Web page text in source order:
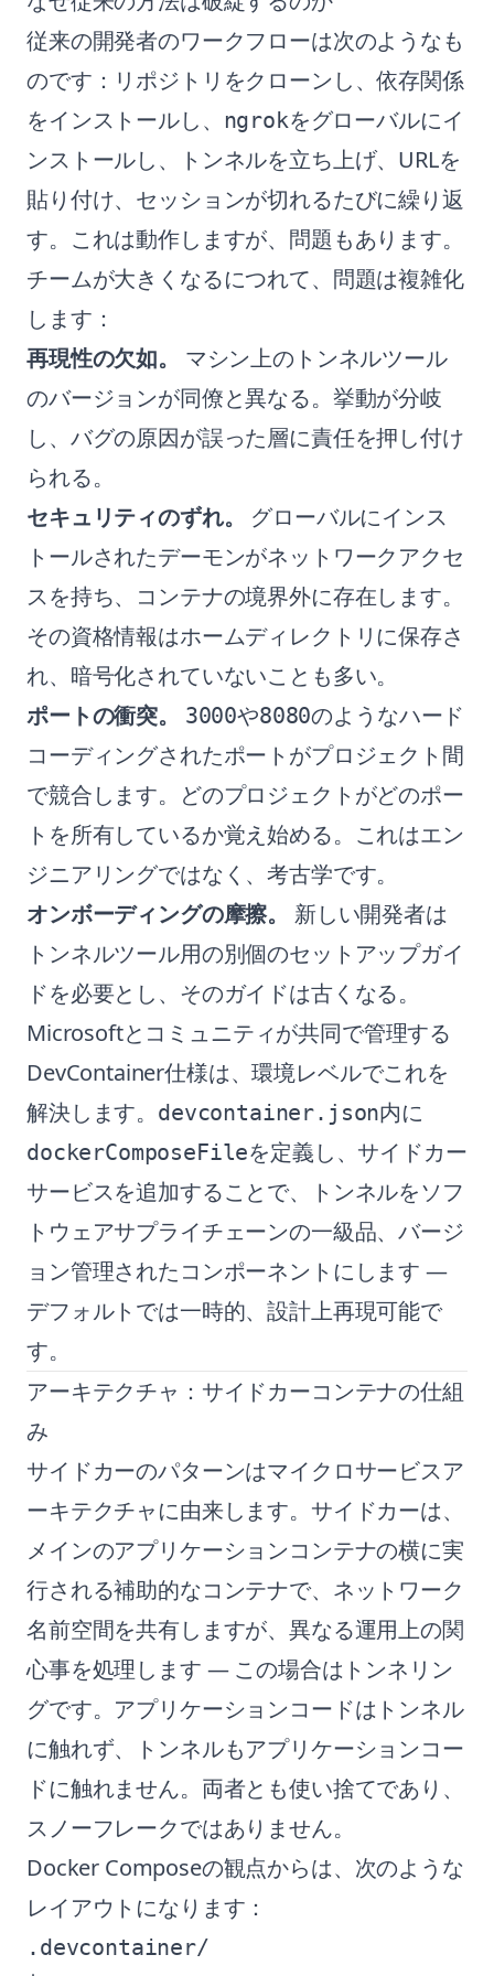
従来の開発者のワークフローは次のようなも
のです：リポジトリをクローンし、依存関係
をインストールし、
ngrokをグローバルにイ
ンストールし、トンネルを立ち上げ、URLを
貼り付け、セッションが切れるたびに繰り返
す。これは動作しますが、問題もあります。
チームが大きくなるにつれて、問題は複雑化
します：
再現性の欠如。
マシン上のトンネルツール
のバージョンが同僚と異なる。挙動が分岐
し、バグの原因が誤った層に責任を押し付け
られる。
セキュリティのずれ。
グローバルにインス
トールされたデーモンがネットワークアクセ
スを持ち、コンテナの境界外に存在します。
その資格情報はホームディレクトリに保存さ
れ、暗号化されていないことも多い。
ポートの衝突。
3000や8080のようなハード
コーディングされたポートがプロジェクト間
で競合します。どのプロジェクトがどのポー
トを所有しているか覚え始める。これはエン
ジニアリングではなく、考古学です。
オンボーディングの摩擦。
新しい開発者は
トンネルツール用の別個のセットアップガイ
ドを必要とし、そのガイドは古くなる。
Microsoftとコミュニティが共同で管理する
DevContainer仕様は、環境レベルでこれを
解決します。 devcontainer.json内に
dockerComposeFileを定義し、サイドカー
サービスを追加することで、トンネルをソフ
トウェアサプライチェーンの一級品、バージ
ョン管理されたコンポーネントにします —
デフォルトでは一時的、設計上再現可能で
す。
アーキテクチャ：サイドカーコンテナの仕組
み
サイドカーのパターンはマイクロサービスア
ーキテクチャに由来します。サイドカーは、
メインのアプリケーションコンテナの横に実
行される補助的なコンテナで、ネットワーク
名前空間を共有しますが、異なる運用上の関
心事を処理します — この場合はトンネリン
グです。アプリケーションコードはトンネル
に触れず、トンネルもアプリケーションコー
ドに触れません。両者とも使い捨てであり、
スノーフレークではありません。
Docker Composeの観点からは、次のような
レイアウトになります：
.devcontainer/